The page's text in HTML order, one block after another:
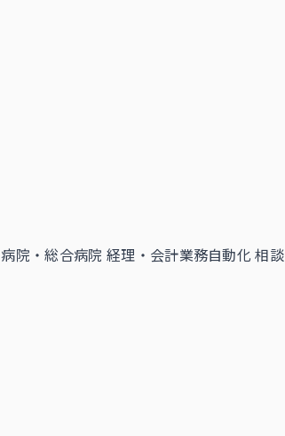
病院・総合病院 経理・会計業務自動化 相談